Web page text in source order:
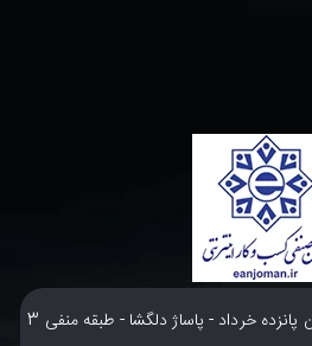
نشانی : بازار تهران - خیابان پانزده خرداد - پاساژ دلگشا - طبقه منفی 3